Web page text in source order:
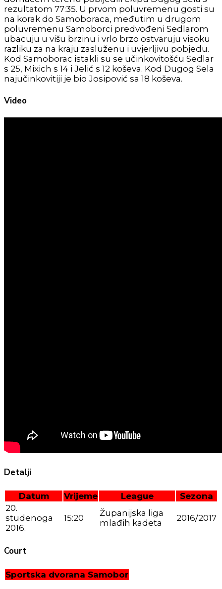
rezultatom 77:35. U prvom poluvremenu gosti su
na korak do Samoboraca, međutim u drugom
poluvremenu Samoborci predvođeni Sedlarom
ubacuju u višu brzinu i vrlo brzo ostvaruju visoku
razliku za na kraju zasluženu i uvjerljivu pobjedu.
Kod Samoborac istakli su se učinkovitošću Sedlar
s 25, Mixich s 14 i Jelić s 12 koševa. Kod Dugog Sela
najučinkovitiji je bio Josipović sa 18 koševa.
Video
Detalji
Datum Vrijeme League
Sezona
20.
studenoga
2016.
15:20
Županijska liga
mlađih kadeta
2016/2017
Court
Sportska dvorana Samobor